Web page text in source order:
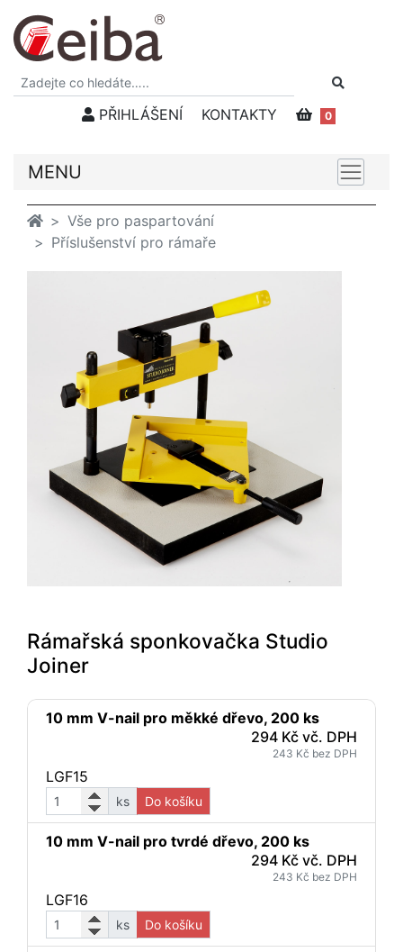
PŘIHLÁŠENÍ KONTAKTY 0
MENU
Vše pro paspartování
Příslušenství pro rámaře
Rámařská sponkovačka Studio
Joiner
10 mm V-nail pro měkké dřevo, 200 ks
294 Kč vč. DPH
243 Kč bez DPH
LGF15
ks Do košíku
10 mm V-nail pro tvrdé dřevo, 200 ks
294 Kč vč. DPH
243 Kč bez DPH
LGF16
ks Do košíku